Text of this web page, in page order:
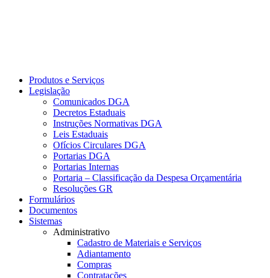
Produtos e Serviços
Legislação
Comunicados DGA
Decretos Estaduais
Instruções Normativas DGA
Leis Estaduais
Ofícios Circulares DGA
Portarias DGA
Portarias Internas
Portaria – Classificação da Despesa Orçamentária
Resoluções GR
Formulários
Documentos
Sistemas
Administrativo
Cadastro de Materiais e Serviços
Adiantamento
Compras
Contratações